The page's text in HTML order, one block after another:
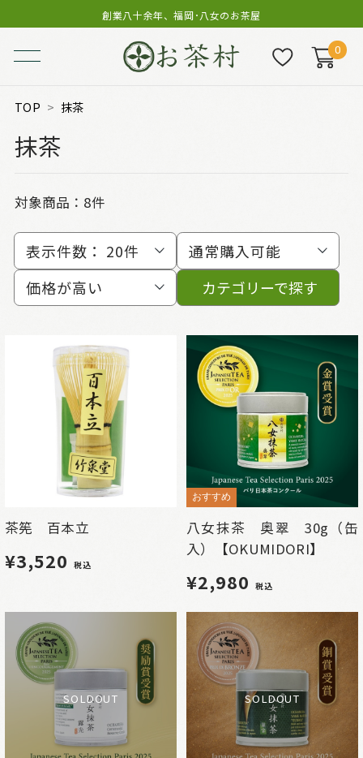
創業八十余年、福岡･八女のお茶屋
0
TOP 抹茶
抹茶
対象商品： 8件
表示件数： 20件
通常購入可能
価格が高い
カテゴリーで探す
茶筅 百本立
¥3,520 税込
おすすめ
八女抹茶 奥翠 30g（缶
入）【OKUMIDORI】
¥2,980 税込
SOLDOUT SOLDOUT